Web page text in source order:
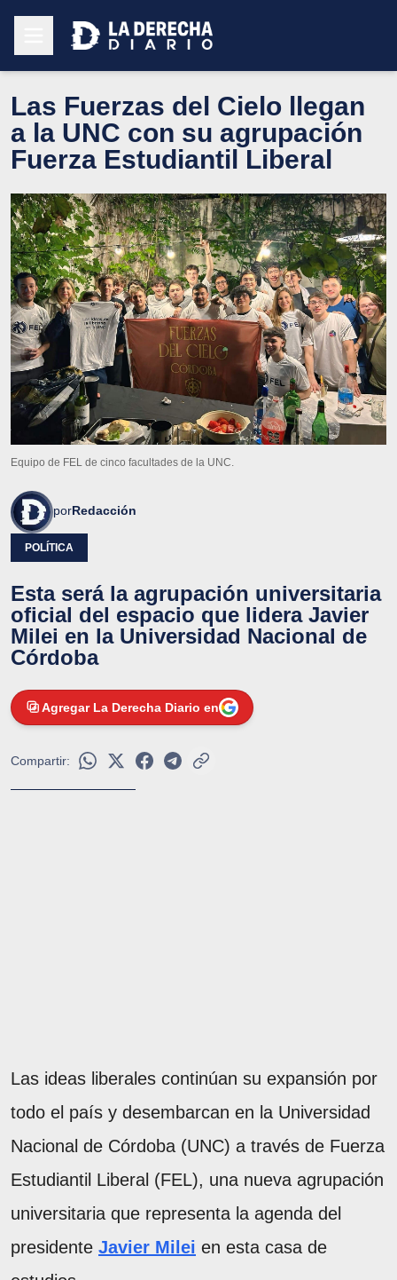
Las Fuerzas del Cielo llegan
a la UNC con su agrupación
Fuerza Estudiantil Liberal
Equipo de FEL de cinco facultades de la UNC.
porRedacción
POLÍTICA
Esta será la agrupación universitaria
oficial del espacio que lidera Javier
Milei en la Universidad Nacional de
Córdoba
Agregar La Derecha Diario en
Compartir:
Las ideas liberales continúan su expansión por
todo el país y desembarcan en la Universidad
Nacional de Córdoba (UNC) a través de Fuerza
Estudiantil Liberal (FEL), una nueva agrupación
universitaria que representa la agenda del
presidente Javier Milei en esta casa de